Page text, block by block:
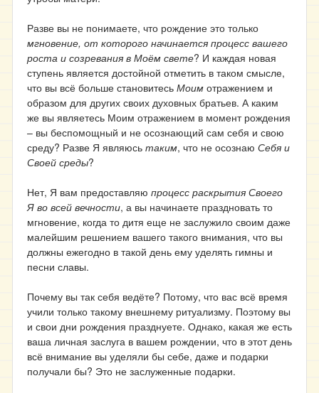
Разве вы не понимаете, что рождение это только
мгновение, от которого начинается процесс вашего
роста и созревания в Моём свете? И каждая новая
ступень является достойной отметить в таком смысле,
что вы всё больше становитесь Моим отражением и
образом для других своих духовных братьев. А каким
же вы являетесь Моим отражением в момент рождения
– вы беспомощный и не осознающий сам себя и свою
среду? Разве Я являюсь таким, что не осознаю Себя и
Своей среды?
Нет, Я вам предоставляю процесс раскрытия Своего
Я во всей вечности, а вы начинаете праздновать то
мгновение, когда то дитя еще не заслужило своим даже
малейшим решением вашего такого внимания, что вы
должны ежегодно в такой день ему уделять гимны и
песни славы.
Почему вы так себя ведёте? Потому, что вас всё время
учили только такому внешнему ритуализму. Поэтому вы
и свои дни рождения празднуете. Однако, какая же есть
ваша личная заслуга в вашем рождении, что в этот день
всё внимание вы уделяли бы себе, даже и подарки
получали бы? Это не заслуженные подарки.